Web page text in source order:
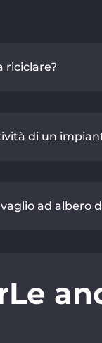
riciclare?
di un
ad albero